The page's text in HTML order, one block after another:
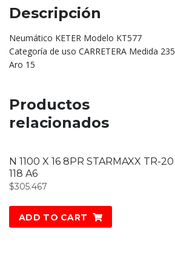
Descripción
Neumático KETER Modelo KT577
Categoría de uso CARRETERA Medida 235
Aro 15
Productos
relacionados
N 1100 X 16 8PR STARMAXX TR-20
118 A6
$305.467
ADD TO CART